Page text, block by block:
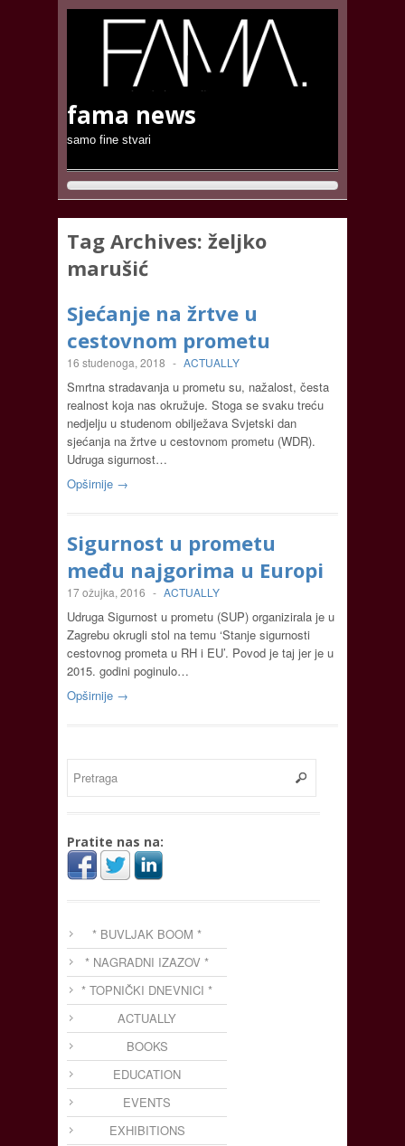
fama news
samo fine stvari
Tag Archives: željko
marušić
Sjećanje na žrtve u
cestovnom prometu
16 studenoga, 2018 - ACTUALLY
Smrtna stradavanja u prometu su, nažalost, česta
realnost koja nas okružuje. Stoga se svaku treću
nedjelju u studenom obilježava Svjetski dan
sjećanja na žrtve u cestovnom prometu (WDR).
Udruga sigurnost…
Opširnije →
Sigurnost u prometu
među najgorima u Europi
17 ožujka, 2016 - ACTUALLY
Udruga Sigurnost u prometu (SUP) organizirala je u
Zagrebu okrugli stol na temu ‘Stanje sigurnosti
cestovnog prometa u RH i EU’. Povod je taj jer je u
2015. godini poginulo…
Opširnije →
Pratite nas na:
* BUVLJAK BOOM *
* NAGRADNI IZAZOV *
* TOPNIČKI DNEVNICI *
ACTUALLY
BOOKS
EDUCATION
EVENTS
EXHIBITIONS